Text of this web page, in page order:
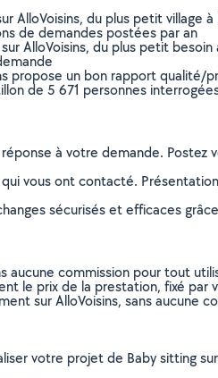
du plus petit village
de demandes postées par an
AlloVoisins, du plus petit besoin
propose un bon rapport qualité/
de 5 671 personnes
à votre demande.
vous ont contacté.
sécurisés et efficaces
commission pour tout
le prix de la prestation, fixé par
sur AlloVoisins, sans aucune
votre projet de Baby sitting